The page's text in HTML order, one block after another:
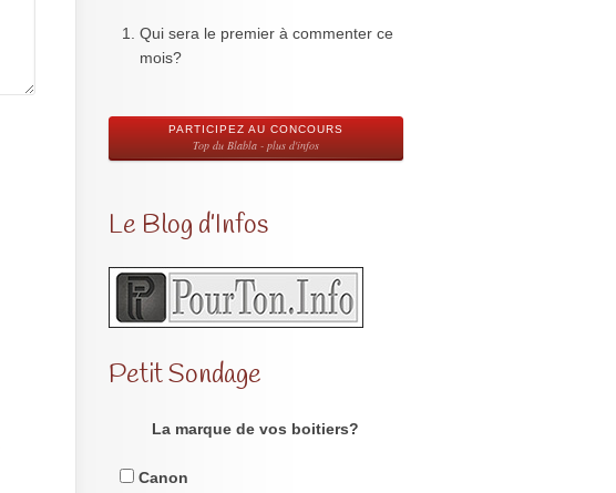
Qui sera le premier à commenter ce
mois?
PARTICIPEZ AU CONCOURS
Top du Blabla - plus d'infos
Le Blog d’Infos
Petit Sondage
La marque de vos boitiers?
Canon